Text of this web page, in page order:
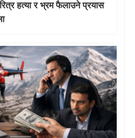
हत्या र भ्रम फैलाउने प्रयास